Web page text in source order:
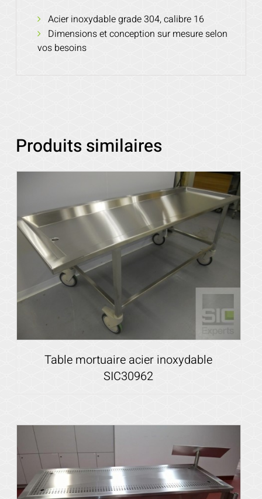
Acier inoxydable grade 304, calibre 16
Dimensions et conception sur mesure selon
vos besoins
Produits similaires
Voir les détails
Table mortuaire acier inoxydable
SIC30962